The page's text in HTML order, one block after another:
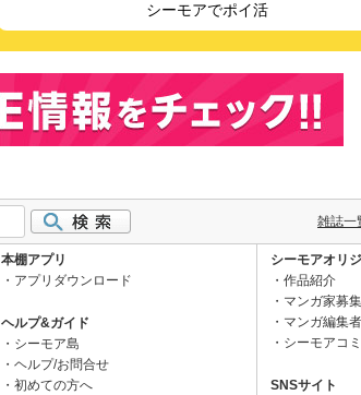
シーモアでポイ活
雑誌一
本棚アプリ
アプリダウンロード
ヘルプ&ガイド
シーモア島
ヘルプ/お問合せ
初めての方へ
シーモアオリ
作品紹介
マンガ家募集
マンガ編集
シーモアコ
SNSサイト